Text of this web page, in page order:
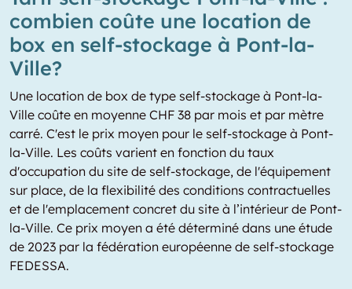
combien coûte une location de
box en self-stockage à Pont-la-
Ville?
Une location de box de type self-stockage à Pont-la-
Ville coûte en moyenne CHF 38 par mois et par mètre
carré. C'est le prix moyen pour le self-stockage à Pont-
la-Ville. Les coûts varient en fonction du taux
d'occupation du site de self-stockage, de l'équipement
sur place, de la flexibilité des conditions contractuelles
et de l'emplacement concret du site à l’intérieur de Pont-
la-Ville. Ce prix moyen a été déterminé dans une étude
de 2023 par la fédération européenne de self-stockage
FEDESSA.